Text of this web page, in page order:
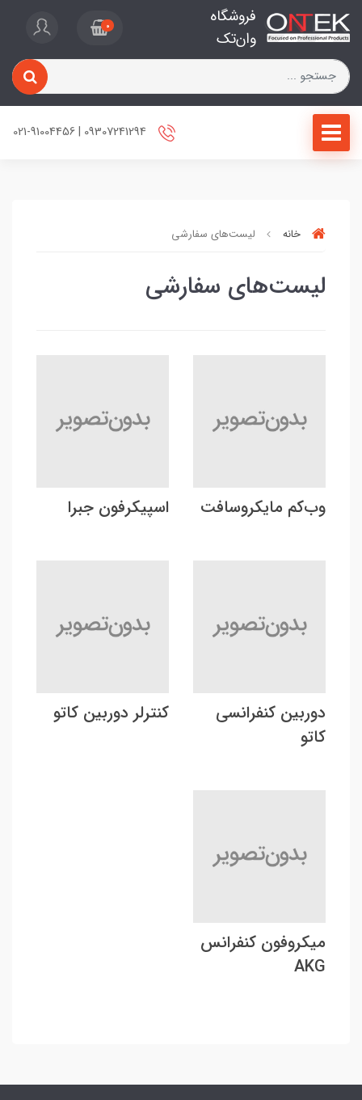
فروشگاه
وان‌تک
0
خانه لیست‌های سفارشی
لیست‌های سفارشی
وب‌کم مایکروسافت اسپیکرفون جبرا
دوربین کنفرانسی
کاتو
کنترلر دوربین کاتو
میکروفون کنفرانس
AKG